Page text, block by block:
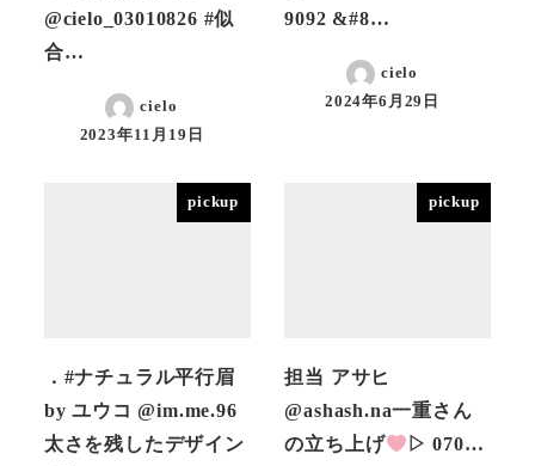
@cielo_03010826 #似
合…
cielo
投稿日
2023年11月19日
9092 &#8…
cielo
投稿日
2024年6月29日
pickup
．#ナチュラル平行眉
by ユウコ @im.me.96
太さを残したデザイン
pickup
担当 アサヒ
@ashash.na一重さん
の立ち上げ
▷ 070…